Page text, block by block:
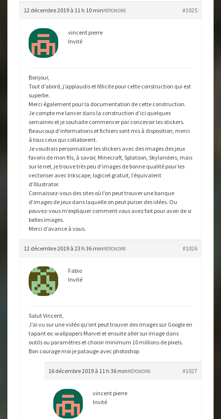
12 décembre 2019 à 11 h 10 min #1025
RÉPONDRE
vincent pierre
Invité
Bonjour,
Tout d’abord, j’applaudis et félicite pour cette construction qui est
superbe.
Merci également pour la documentation de cette construction.
Je compte me lancer dans la construction d’ici quelques
semaines et je souhaite commencer par concevoir les stickers.
Beaucoup d’informations et fichiers sont mis à disposition, merci
à tous ceux qui collaborent.
Je voudrais personnaliser les stickers avec des images des jeux
favoris de mon fils, à savoir, Minecraft, Splatoon, Skylanders, mais
sur le net, je trouve très peu d’images de bonne qualité pour les
vectoriser avec Inkscape, logiciel gratuit, l’équivalent
d’Illustrator.
Connaissez-vous des sites où l’on peut trouver une banque
d’images de jeux dans laquelle on peut puiser des idées. Ou
pouvez-vous m’expliquer comment vous avez fait pour avoir de si
belles images.
Merci d’avance à vous.
12 décembre 2019 à 23 h 36 min #1026
RÉPONDRE
Fabio
Invité
Salut Vincent,
J’ai vu sur une vidéo qu’ont peut trouver des images sur Google en
tapant ex: wallpapers Marvel et ensuite aller sur image dans
outils ou paramètres et choisir minimum 10 millions de pixels.
Bon courage moi je patauge avec photoshop
16 décembre 2019 à 11 h 36 min #1027
RÉPONDRE
vincent pierre
Invité